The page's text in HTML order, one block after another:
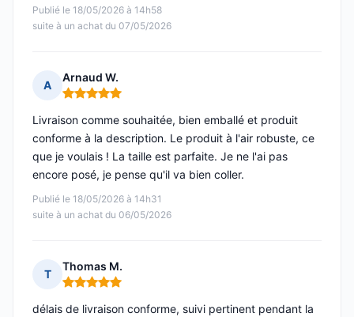
Publié le 18/05/2026 à 14h58
suite à un achat du 07/05/2026
A
Arnaud W.
Note : 5 sur 5
Publié le 18/05/2026 à 14h31
suite à un achat du 06/05/2026
Livraison comme souhaitée, bien emballé et produit
conforme à la description. Le produit à l'air robuste, ce
que je voulais ! La taille est parfaite. Je ne l'ai pas
encore posé, je pense qu'il va bien coller.
T
Thomas M.
Note : 5 sur 5
délais de livraison conforme, suivi pertinent pendant la